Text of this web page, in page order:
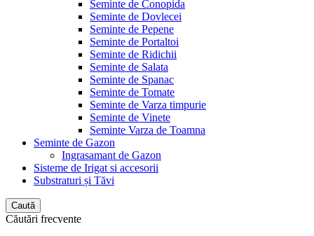
Seminte de Conopida
Seminte de Dovlecei
Seminte de Pepene
Seminte de Portaltoi
Seminte de Ridichii
Seminte de Salata
Seminte de Spanac
Seminte de Tomate
Seminte de Varza timpurie
Seminte de Vinete
Seminte Varza de Toamna
Seminte de Gazon
Ingrasamant de Gazon
Sisteme de Irigat si accesorii
Substraturi și Tăvi
Caută
Căutări frecvente